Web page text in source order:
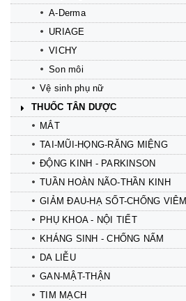
A-Derma
URIAGE
VICHY
Son môi
Vệ sinh phụ nữ
THUỐC TÂN DƯỢC
MẮT
TAI-MŨI-HỌNG-RĂNG MIỆNG
ĐỘNG KINH - PARKINSON
TUẦN HOÀN NÃO-THẦN KINH
GIẢM ĐAU-HẠ SỐT-CHỐNG VIÊM
PHỤ KHOA - NỘI TIẾT
KHÁNG SINH - CHỐNG NẤM
DA LIỄU
GAN-MẬT-THẬN
TIM MẠCH